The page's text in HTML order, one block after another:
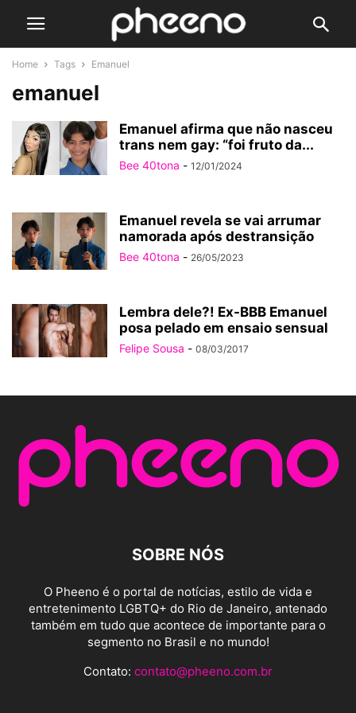
Home Tags Emanuel
emanuel
Emanuel afirma que não nasceu
trans nem gay: “foi fruto da...
Bee 40tona - 12/01/2024
Emanuel revela se vai arrumar
namorada após destransição
Bee 40tona - 26/05/2023
Lembra dele?! Ex-BBB Emanuel
posa pelado em ensaio sensual
Felipe Sousa - 08/03/2017
SOBRE NÓS
O Pheeno é o portal de notícias, estilo de vida e
entretenimento LGBTQ+ do Rio de Janeiro, antenado
também em tudo que acontece de importante para o
segmento no Brasil e no mundo!
Contato: contato@pheeno.com.br